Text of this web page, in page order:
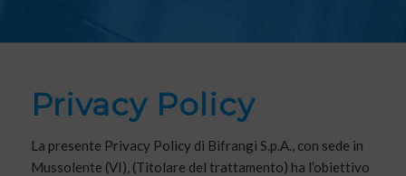
Privacy Policy
La presente Privacy Policy di Bifrangi S.p.A., con sede in
Mussolente (VI), (Titolare del trattamento) ha l’obiettivo